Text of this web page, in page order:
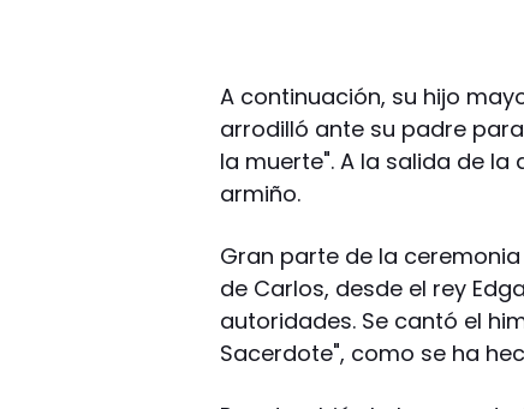
A continuación, su hijo
arrodilló ante su padre
la muerte". A la salida de
armiño.
Gran parte de la
de Carlos, desde el rey
autoridades. Se cantó el
Sacerdote", como se ha